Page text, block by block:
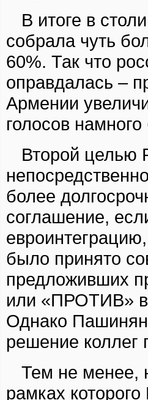
В итоге в
собрала чуть
60%. Так что
оправдалась –
Армении
голосов
Второй целью
более
соглашение,
было принято
предложивших
или «ПРОТИВ»
Однако Пашинян
решение коллег
Тем не менее,
рамках